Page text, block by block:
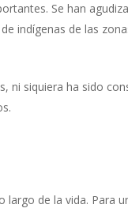
Se han
indígenas de las
ni siquiera ha sido
largo de la vida. Para